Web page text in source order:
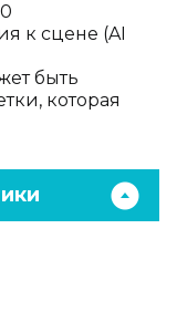
к сцене (AI
быть
которая